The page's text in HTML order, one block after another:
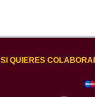
SI QUIERES